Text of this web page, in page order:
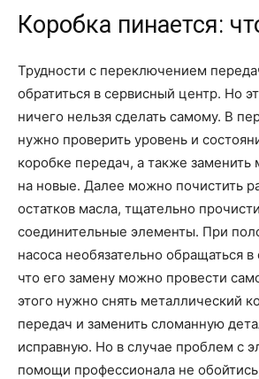
Коробка пинается:
Трудности с переключением
обратиться в сервисный центр. Но
ничего нельзя сделать самому. В
нужно проверить уровень и
коробке передач, а также
на новые. Далее можно почистить
остатков масла, тщательно
соединительные элементы. При
насоса необязательно обращаться
что его замену можно провести
этого нужно снять металлический
передач и заменить сломанную
исправную. Но в случае проблем с
помощи профессионала не